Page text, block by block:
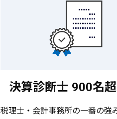
決算診断士 900名
税理士・会計事務所の一番の強